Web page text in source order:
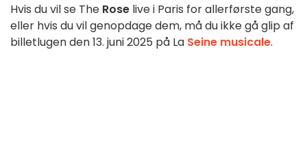
Hvis du vil se The Rose live i Paris for allerførste gang,
eller hvis du vil genopdage dem, må du ikke gå glip af
billetlugen den 13. juni 2025 på La Seine musicale.